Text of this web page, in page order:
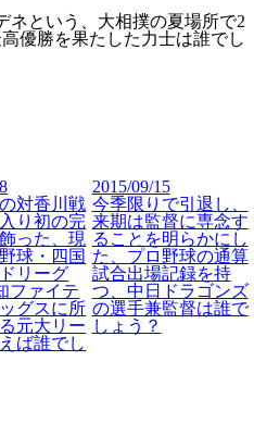
ネという、大相撲の夏場所で2
優勝を果たした力士は誰でし
対香川戦
り初の完
った、現
球・四国
リーグ
ファイテ
グスに所
元大リー
ば誰でし
2015/09/15
今季限りで引退し、
来期は監督に専念す
ることを明らかにし
た、プロ野球の通算
試合出場記録を持
つ、中日ドラゴンズ
の選手兼監督は誰で
しょう？